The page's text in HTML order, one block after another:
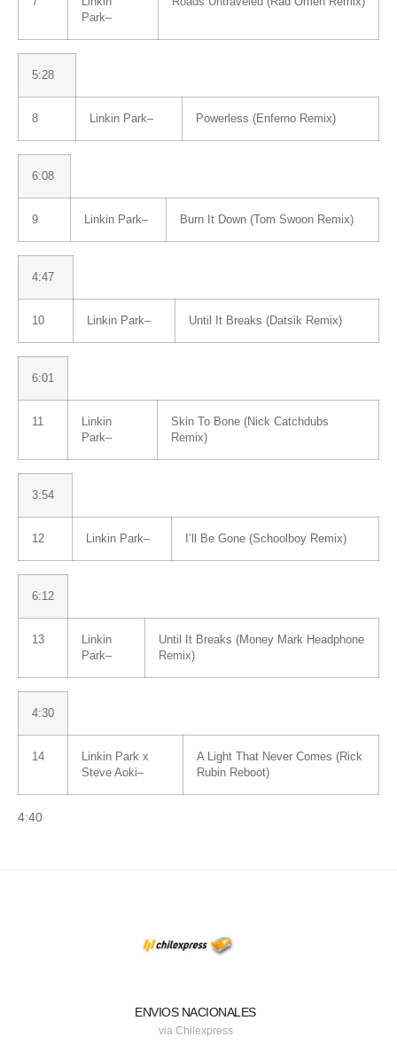
Park–
5:28
8 Linkin Park– Powerless (Enferno Remix)
6:08
9 Linkin Park– Burn It Down (Tom Swoon Remix)
4:47
10 Linkin Park– Until It Breaks (Datsik Remix)
6:01
11
Linkin
Park–
Skin To Bone (Nick Catchdubs
Remix)
3:54
12 Linkin Park– I’ll Be Gone (Schoolboy Remix)
6:12
13
Linkin
Park–
Until It Breaks (Money Mark Headphone
Remix)
4:30
14 Linkin Park x
Steve Aoki–
A Light That Never Comes (Rick
Rubin Reboot)
4:40
ENVIOS NACIONALES
via Chilexpress